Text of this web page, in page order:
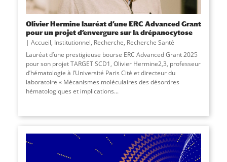
Olivier Hermine lauréat d’une ERC Advanced Grant
pour un projet d’envergure sur la drépanocytose
Accueil, Institutionnel, Recherche, Recherche Santé
Lauréat d’une prestigieuse bourse ERC Advanced Grant 2025
pour son projet TARGET SCD1, Olivier Hermine2,3, professeur
d’hématologie à l’Université Paris Cité et directeur du
laboratoire « Mécanismes moléculaires des désordres
hématologiques et implications...